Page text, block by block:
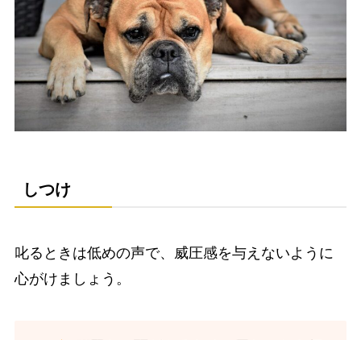
しつけ
叱るときは低めの声で、威圧感を与えないように
心がけましょう。